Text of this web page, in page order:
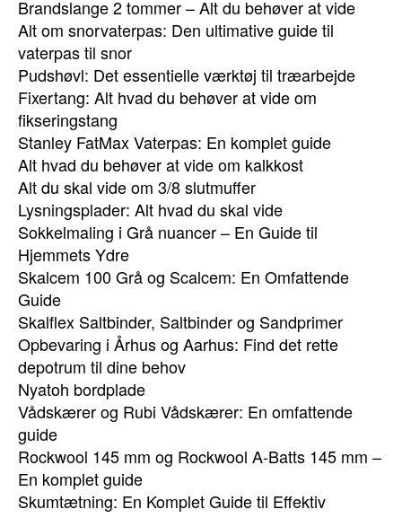
Brandslange 2 tommer – Alt du behøver at vide
Alt om snorvaterpas: Den ultimative guide til
vaterpas til snor
Pudshøvl: Det essentielle værktøj til træarbejde
Fixertang: Alt hvad du behøver at vide om
fikseringstang
Stanley FatMax Vaterpas: En komplet guide
Alt hvad du behøver at vide om kalkkost
Alt du skal vide om 3/8 slutmuffer
Lysningsplader: Alt hvad du skal vide
Sokkelmaling i Grå nuancer – En Guide til
Hjemmets Ydre
Skalcem 100 Grå og Scalcem: En Omfattende
Guide
Skalflex Saltbinder, Saltbinder og Sandprimer
Opbevaring i Århus og Aarhus: Find det rette
depotrum til dine behov
Nyatoh bordplade
Vådskærer og Rubi Vådskærer: En omfattende
guide
Rockwool 145 mm og Rockwool A-Batts 145 mm –
En komplet guide
Skumtætning: En Komplet Guide til Effektiv